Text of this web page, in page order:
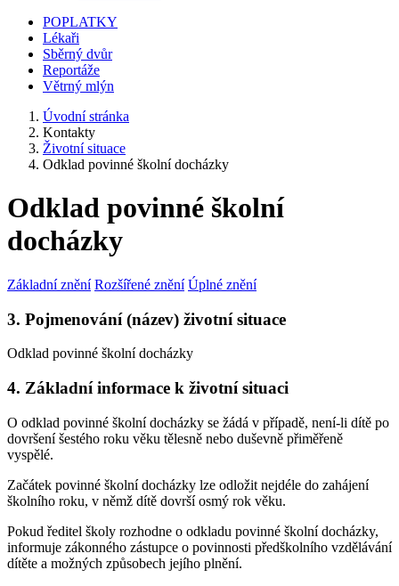
POPLATKY
Lékaři
Sběrný dvůr
Reportáže
Větrný mlýn
Úvodní stránka
Kontakty
Životní situace
Odklad povinné školní docházky
Odklad povinné školní
docházky
Základní znění Rozšířené znění Úplné znění
3. Pojmenování (název) životní situace
Odklad povinné školní docházky
4. Základní informace k životní situaci
O odklad povinné školní docházky se žádá v případě, není-li dítě po
dovršení šestého roku věku tělesně nebo duševně přiměřeně
vyspělé.
Začátek povinné školní docházky lze odložit nejdéle do zahájení
školního roku, v němž dítě dovrší osmý rok věku.
Pokud ředitel školy rozhodne o odkladu povinné školní docházky,
informuje zákonného zástupce o povinnosti předškolního vzdělávání
dítěte a možných způsobech jejího plnění.